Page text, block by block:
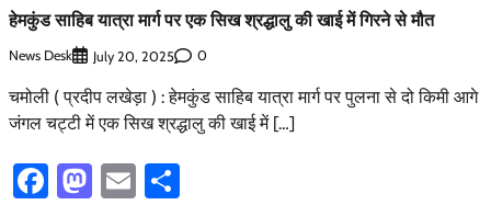
हेमकुंड साहिब यात्रा मार्ग पर एक सिख श्रद्धालु की खाई में गिरने से मौत
News Desk July 20, 2025 0
चमोली ( प्रदीप लखेड़ा ) : हेमकुंड साहिब यात्रा मार्ग पर पुलना से दो किमी आगे
जंगल चट्टी में एक सिख श्रद्धालु की खाई में […]
Facebook
Mastodon
Email